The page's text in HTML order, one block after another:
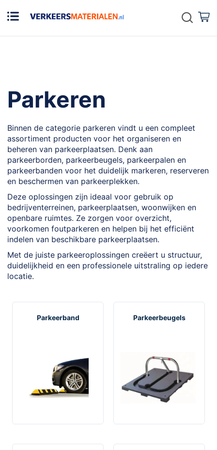
Zoek
Parkeren
Binnen de categorie parkeren vindt u een compleet
assortiment producten voor het organiseren en
beheren van parkeerplaatsen. Denk aan
parkeerborden, parkeerbeugels, parkeerpalen en
parkeerbanden voor het duidelijk markeren, reserveren
en beschermen van parkeerplekken.
Deze oplossingen zijn ideaal voor gebruik op
bedrijventerreinen, parkeerplaatsen, woonwijken en
openbare ruimtes. Ze zorgen voor overzicht,
voorkomen foutparkeren en helpen bij het efficiënt
indelen van beschikbare parkeerplaatsen.
Met de juiste parkeeroplossingen creëert u structuur,
duidelijkheid en een professionele uitstraling op iedere
locatie.
Parkeerband Parkeerbeugels